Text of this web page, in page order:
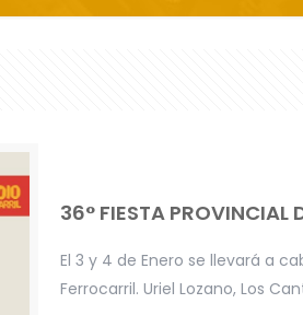
36° FIESTA PROVINCIAL
El 3 y 4 de Enero se llevará a
Ferrocarril. Uriel Lozano, Los